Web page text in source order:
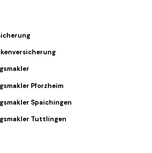
Pforzheim
Spaichingen
Tuttlingen